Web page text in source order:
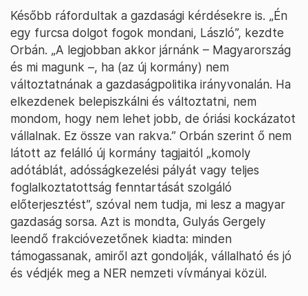
Később ráfordultak a gazdasági kérdésekre is. „Én
egy furcsa dolgot fogok mondani, László”, kezdte
Orbán. „A legjobban akkor járnánk – Magyarország
és mi magunk –, ha (az új kormány) nem
változtatnának a gazdaságpolitika irányvonalán. Ha
elkezdenek belepiszkálni és változtatni, nem
mondom, hogy nem lehet jobb, de óriási kockázatot
vállalnak. Ez össze van rakva.” Orbán szerint ő nem
látott az felálló új kormány tagjaitól „komoly
adótáblát, adósságkezelési pályát vagy teljes
foglalkoztatottság fenntartását szolgáló
előterjesztést”, szóval nem tudja, mi lesz a magyar
gazdaság sorsa. Azt is mondta, Gulyás Gergely
leendő frakcióvezetőnek kiadta: minden
támogassanak, amiről azt gondolják, vállalható és jó
és védjék meg a NER nemzeti vívmányai közül.